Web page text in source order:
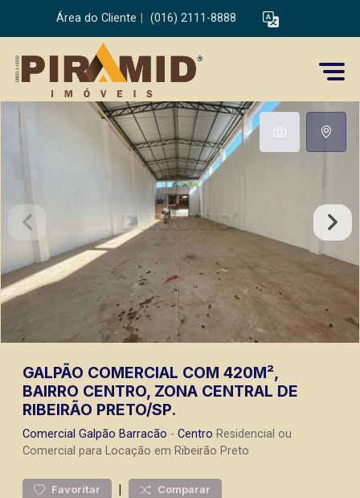
Área do Cliente (016) 2111-8888
GALPÃO COMERCIAL COM 420M²,
BAIRRO CENTRO, ZONA CENTRAL DE
RIBEIRÃO PRETO/SP.
Comercial Galpão Barracão - Centro Residencial ou
Comercial para Locação em Ribeirão Preto
Favoritar | Comparar